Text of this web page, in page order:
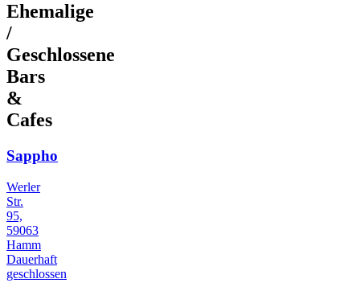
Ehemalige
/
Geschlossene
Bars
&
Cafes
Sappho
Werler
Str.
95,
59063
Hamm
Dauerhaft
geschlossen